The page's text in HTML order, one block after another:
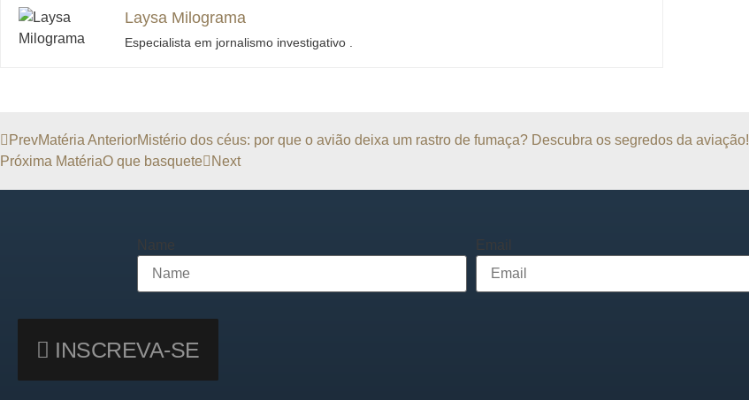
Laysa Milograma
Especialista em jornalismo investigativo .
PrevMatéria AnteriorMistério dos céus: por que o avião deixa um rastro de fumaça? Descubra os segredos da aviação!
Próxima MatériaO que basquete Next
Name Email
INSCREVA-SE